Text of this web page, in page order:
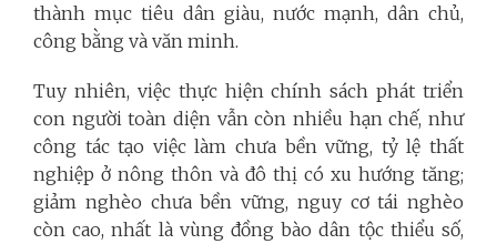
thành mục tiêu dân giàu, nước mạnh, dân chủ,
công bằng và văn minh.
Tuy nhiên, việc thực hiện chính sách phát triển
con người toàn diện vẫn còn nhiều hạn chế, như
công tác tạo việc làm chưa bền vững, tỷ lệ thất
nghiệp ở nông thôn và đô thị có xu hướng tăng;
giảm nghèo chưa bền vững, nguy cơ tái nghèo
còn cao, nhất là vùng đồng bào dân tộc thiểu số,